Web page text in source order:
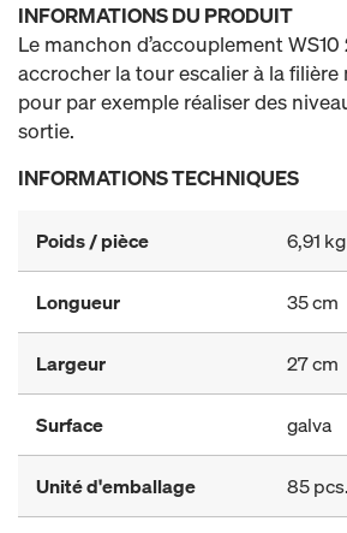
INFORMATIONS DU PRODUIT
Le manchon d’accouplement
accrocher la tour escalier à la
pour par exemple réaliser des
sortie.
INFORMATIONS TECHNIQUES
Poids / pièce 6,91 kg
Longueur 35 cm
Largeur 27 cm
Surface galva
Unité d'emballage 85 pcs.